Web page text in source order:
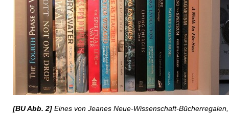
[BU Abb. 2] Eines von Jeanes Neue-Wissenschaft-